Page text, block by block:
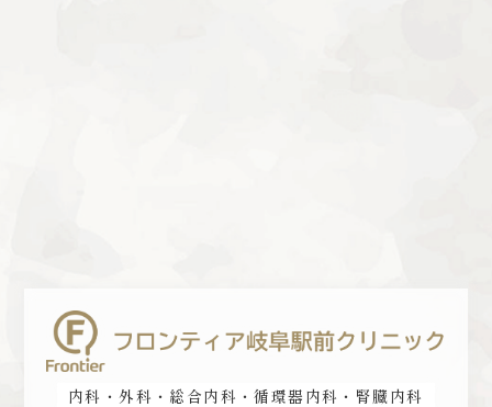
内科・外科・総合内科・循環器内科・腎臓内科